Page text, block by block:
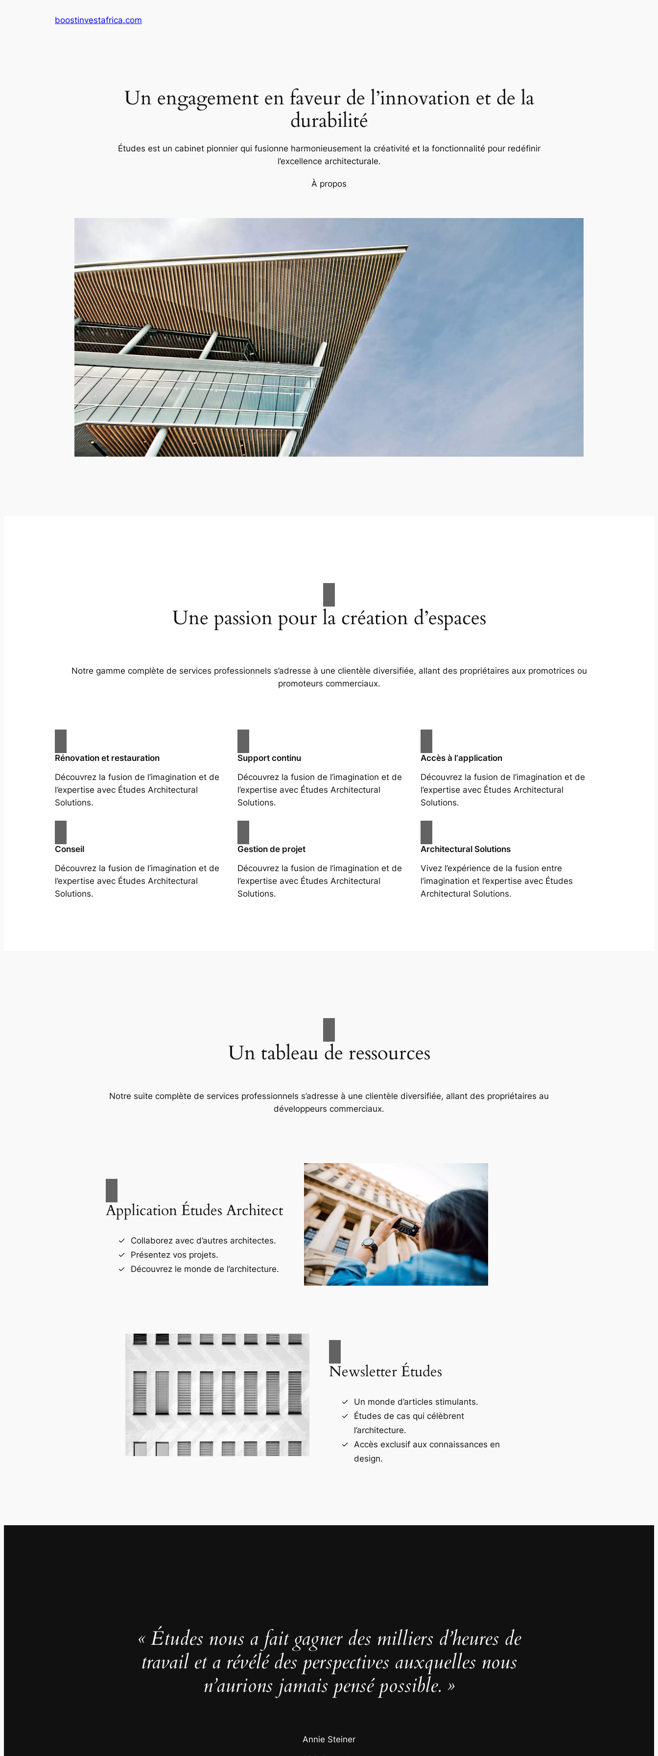
boostinvestafrica.com
Un engagement en faveur de l’innovation et de la
durabilité
Études est un cabinet pionnier qui fusionne harmonieusement la créativité et la fonctionnalité pour redéfinir
l’excellence architecturale.
À propos
Une passion pour la création d’espaces
Notre gamme complète de services professionnels s’adresse à une clientèle diversifiée, allant des propriétaires aux promotrices ou
promoteurs commerciaux.
Rénovation et restauration
Découvrez la fusion de l’imagination et de
l’expertise avec Études Architectural
Solutions.
Support continu
Découvrez la fusion de l’imagination et de
l’expertise avec Études Architectural
Solutions.
Accès à l‘application
Découvrez la fusion de l’imagination et de
l’expertise avec Études Architectural
Solutions.
Conseil
Découvrez la fusion de l’imagination et de
l’expertise avec Études Architectural
Solutions.
Gestion de projet
Découvrez la fusion de l’imagination et de
l’expertise avec Études Architectural
Solutions.
Architectural Solutions
Vivez l’expérience de la fusion entre
l’imagination et l’expertise avec Études
Architectural Solutions.
Un tableau de ressources
Notre suite complète de services professionnels s’adresse à une clientèle diversifiée, allant des propriétaires au
développeurs commerciaux.
Application Études Architect
Collaborez avec d’autres architectes.
Présentez vos projets.
Découvrez le monde de l’architecture.
Newsletter Études
Un monde d’articles stimulants.
Études de cas qui célèbrent
l’architecture.
Accès exclusif aux connaissances en
design.
« Études nous a fait gagner des milliers d’heures de
travail et a révélé des perspectives auxquelles nous
n’aurions jamais pensé possible. »
Annie Steiner